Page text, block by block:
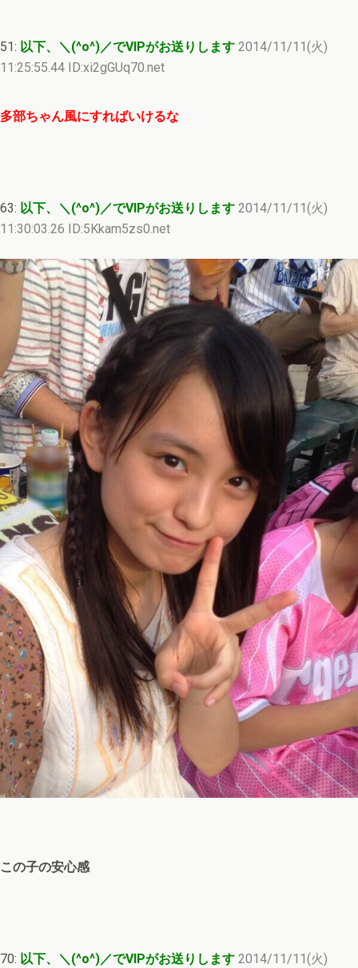
51: 以下、＼(^o^)／でVIPがお送りします 2014/11/11(火)
11:25:55.44 ID:xi2gGUq70.net
多部ちゃん風にすればいけるな
63: 以下、＼(^o^)／でVIPがお送りします 2014/11/11(火)
11:30:03.26 ID:5Kkam5zs0.net
この子の安心感
70: 以下、＼(^o^)／でVIPがお送りします 2014/11/11(火)